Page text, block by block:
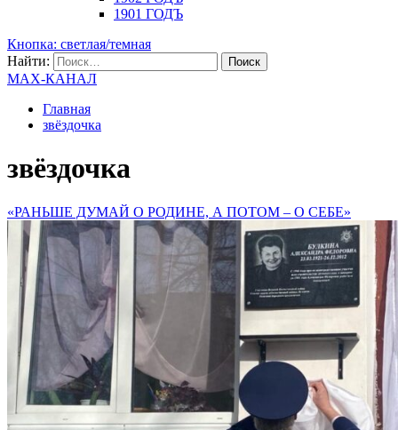
1901 ГОДЪ
Кнопка: светлая/темная
Найти:
MAX-КАНАЛ
Главная
звёздочка
звёздочка
«РАНЬШЕ ДУМАЙ О РОДИНЕ, А ПОТОМ – О СЕБЕ»